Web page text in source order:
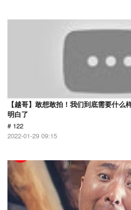
【越哥】敢想敢拍！我们到底需要什么
明白了
# 122
2022-01-29 09:15